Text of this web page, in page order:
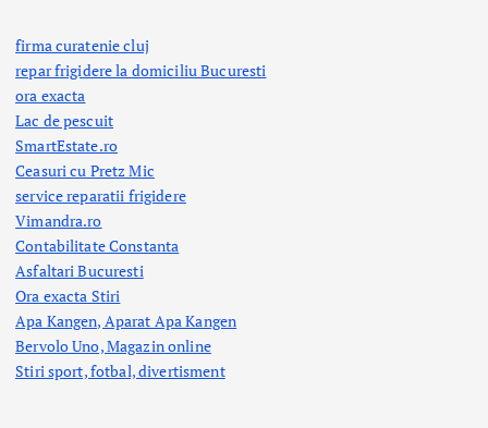
firma curatenie cluj
repar frigidere la domiciliu Bucuresti
ora exacta
Lac de pescuit
SmartEstate.ro
Ceasuri cu Pretz Mic
service reparatii frigidere
Vimandra.ro
Contabilitate Constanta
Asfaltari Bucuresti
Ora exacta Stiri
Apa Kangen, Aparat Apa Kangen
Bervolo Uno, Magazin online
Stiri sport, fotbal,divertisment